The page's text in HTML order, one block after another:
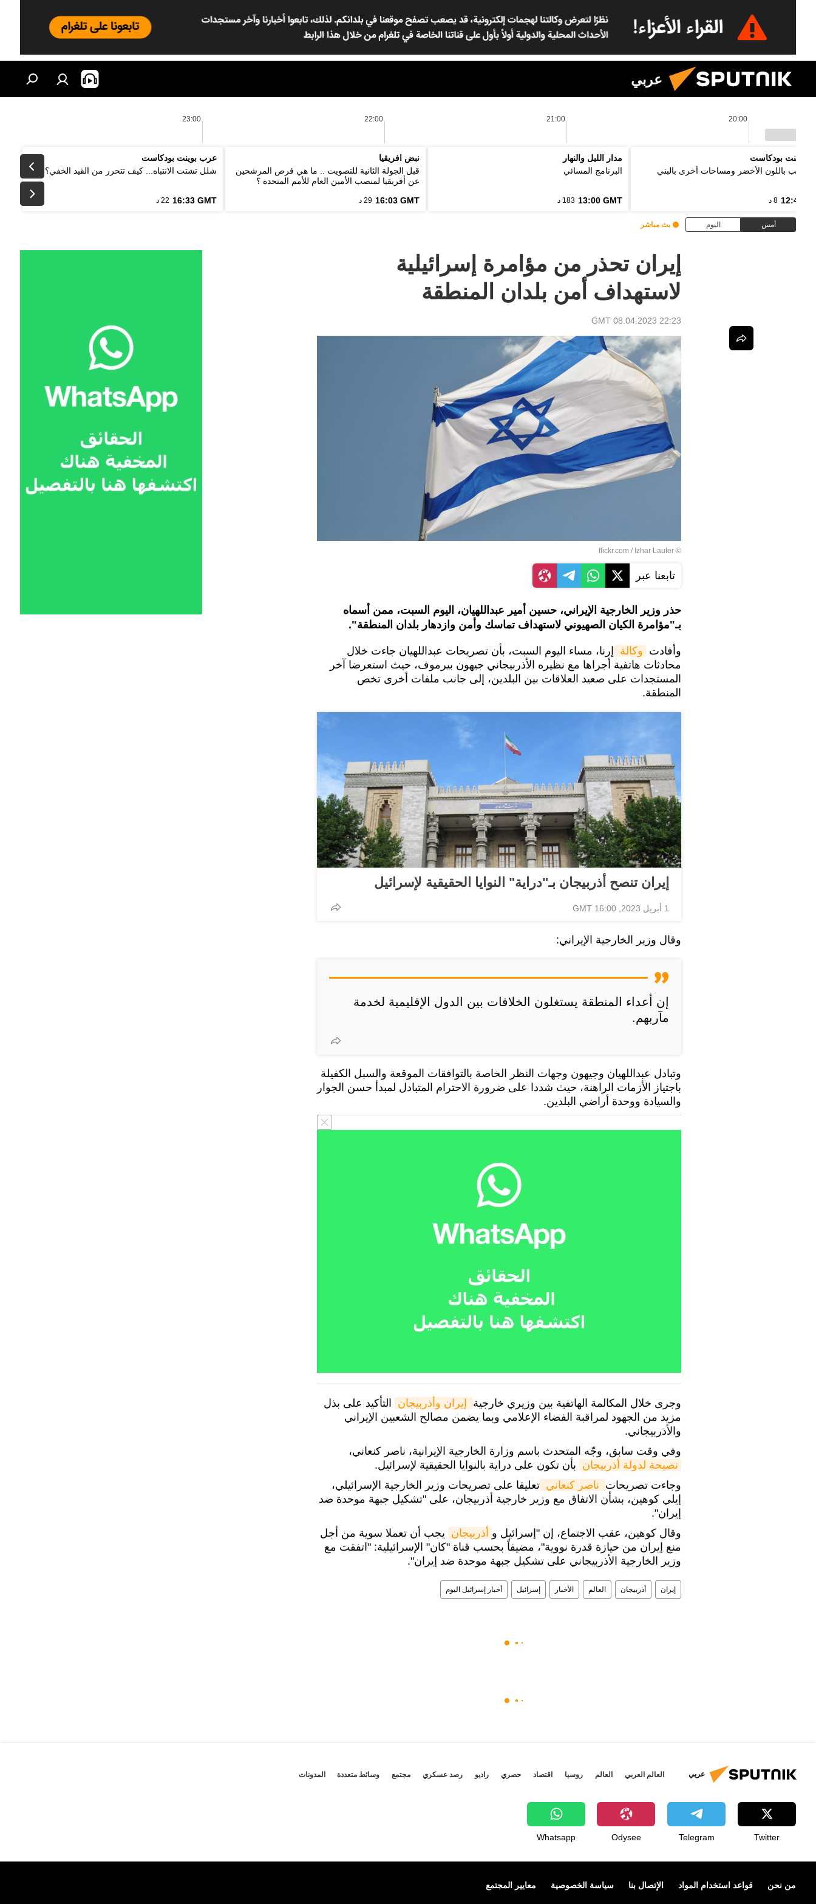
عربي
20:00
21:00
22:00
23:00
بوينت بودكاست
الألب باللون الأخضر ومساحات أخرى بالبني
12:48 8 د
مدار الليل والنهار
البرنامج المسائي
13:00 GMT 183 د
نبض افريقيا
قبل الجولة الثانية للتصويت .. ما هي فرص المرشحين
عن أفريقيا لمنصب الأمين العام للأمم المتحدة ؟
16:03 GMT 29 د
عرب بوينت بودكاست
شلل تشتت الانتباه... كيف تتحرر من القيد الخفي؟
16:33 GMT 22 د
أمس اليوم بث مباشر
إيران تحذر من مؤامرة إسرائيلية
لاستهداف أمن بلدان المنطقة
22:23 GMT 08.04.2023
© flickr.com /
Izhar Laufer
تابعنا عبر
حذر وزير الخارجية الإيراني، حسين أمير عبداللهيان، اليوم السبت، ممن أسماه
بـ"مؤامرة الكيان الصهيوني لاستهداف تماسك وأمن وازدهار بلدان المنطقة".
وأفادت وكالة إرنا، مساء اليوم السبت، بأن تصريحات عبداللهيان جاءت خلال
محادثات هاتفية أجراها مع نظيره الأذربيجاني جيهون بيرموف، حيث استعرضا آخر
المستجدات على صعيد العلاقات بين البلدين، إلى جانب ملفات أخرى تخص
المنطقة.
إيران تنصح أذربيجان بـ"دراية" النوايا الحقيقية لإسرائيل
1 أبريل 2023, 16:00 GMT
وقال وزير الخارجية الإيراني:
إن أعداء المنطقة يستغلون الخلافات بين الدول الإقليمية لخدمة
مآربهم.
وتبادل عبداللهيان وجيهون وجهات النظر الخاصة بالتوافقات الموقعة والسبل الكفيلة
باجتياز الأزمات الراهنة، حيث شددا على ضرورة الاحترام المتبادل لمبدأ حسن الجوار
والسيادة ووحدة أراضي البلدين.
وجرى خلال المكالمة الهاتفية بين وزيري خارجية إيران وأذربيجان التأكيد على بذل
مزيد من الجهود لمراقبة الفضاء الإعلامي وبما يضمن مصالح الشعبين الإيراني
والأذربيجاني.
وفي وقت سابق، وجّه المتحدث باسم وزارة الخارجية الإيرانية، ناصر كنعاني،
نصيحة لدولة أذربيجان بأن تكون على دراية بالنوايا الحقيقية لإسرائيل.
وجاءت تصريحات ناصر كنعاني تعليقا على تصريحات وزير الخارجية الإسرائيلي،
إيلي كوهين، بشأن الاتفاق مع وزير خارجية أذربيجان، على "تشكيل جبهة موحدة ضد
إيران".
وقال كوهين، عقب الاجتماع، إن "إسرائيل و أذربيجان يجب أن تعملا سوية من أجل
منع إيران من حيازة قدرة نووية"، مضيفاً بحسب قناة "كان" الإسرائيلية: "اتفقت مع
وزير الخارجية الأذربيجاني على تشكيل جبهة موحدة ضد إيران".
إيران أذربيجان العالم الأخبار إسرائيل أخبار إسرائيل اليوم
عربي العالم العربي العالم روسيا اقتصاد حصري راديو رصد عسكري مجتمع وسائط متعددة المدونات
Twitter
Telegram
Odysee
Whatsapp
من نحن قواعد استخدام المواد الإتصال بنا سياسة الخصوصية معايير المجتمع